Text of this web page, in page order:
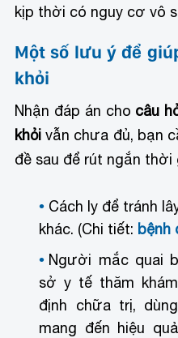
kịp thời có nguy cơ vô
Một số lưu ý để
khỏi
Nhận đáp án cho câu
khỏi vẫn chưa đủ, bạn
đề sau để rút ngắn thời
Cách ly để tránh
khác. (Chi tiết: bệnh
Người mắc quai
sở y tế thăm
định chữa trị,
mang đến hiệu